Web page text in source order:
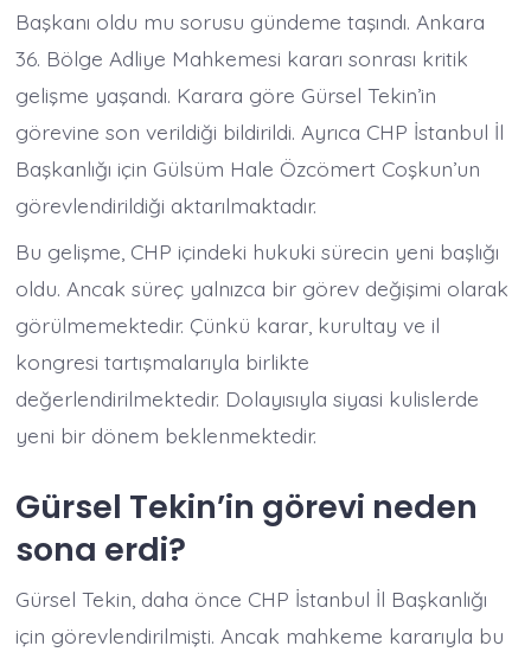
Başkanı oldu mu sorusu gündeme taşındı. Ankara
36. Bölge Adliye Mahkemesi kararı sonrası kritik
gelişme yaşandı. Karara göre Gürsel Tekin’in
görevine son verildiği bildirildi. Ayrıca CHP İstanbul İl
Başkanlığı için Gülsüm Hale Özcömert Coşkun’un
görevlendirildiği aktarılmaktadır.
Bu gelişme, CHP içindeki hukuki sürecin yeni başlığı
oldu. Ancak süreç yalnızca bir görev değişimi olarak
görülmemektedir. Çünkü karar, kurultay ve il
kongresi tartışmalarıyla birlikte
değerlendirilmektedir. Dolayısıyla siyasi kulislerde
yeni bir dönem beklenmektedir.
Gürsel Tekin’in görevi neden
sona erdi?
Gürsel Tekin, daha önce CHP İstanbul İl Başkanlığı
için görevlendirilmişti. Ancak mahkeme kararıyla bu